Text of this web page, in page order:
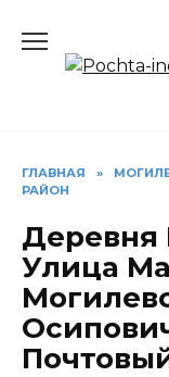
содержанию
ГЛАВНАЯ »
РАЙОН
Деревня
Улица